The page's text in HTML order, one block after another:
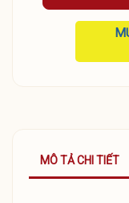
MÔ TẢ CHI TIẾT